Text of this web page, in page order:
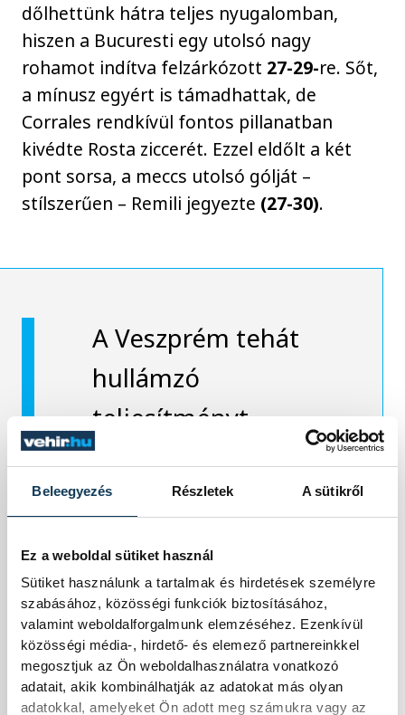
Beleegyezés Részletek A sütikről
Ez a weboldal sütiket használ
Sütiket használunk a tartalmak és hirdetések személyre
szabásához, közösségi funkciók biztosításához,
valamint weboldalforgalmunk elemzéséhez. Ezenkívül
közösségi média-, hirdető- és elemező partnereinkkel
megosztjuk az Ön weboldalhasználatra vonatkozó
adatait, akik kombinálhatják az adatokat más olyan
adatokkal, amelyeket Ön adott meg számukra vagy az
dőlhettünk hátra teljes nyugalomban,
hiszen a Bucuresti egy utolsó nagy
rohamot indítva felzárkózott 27-29-re. Sőt,
a mínusz egyért is támadhattak, de
Corrales rendkívül fontos pillanatban
kivédte Rosta ziccerét. Ezzel eldőlt a két
pont sorsa, a meccs utolsó gólját –
stílszerűen – Remili jegyezte (27-30).
A Veszprém tehát
hullámzó
teljesítményt
nyújtva, sok hibával
is megszerezte első
győzelmét a
csoportban, így
pozitív előjelekkel
utazhat az